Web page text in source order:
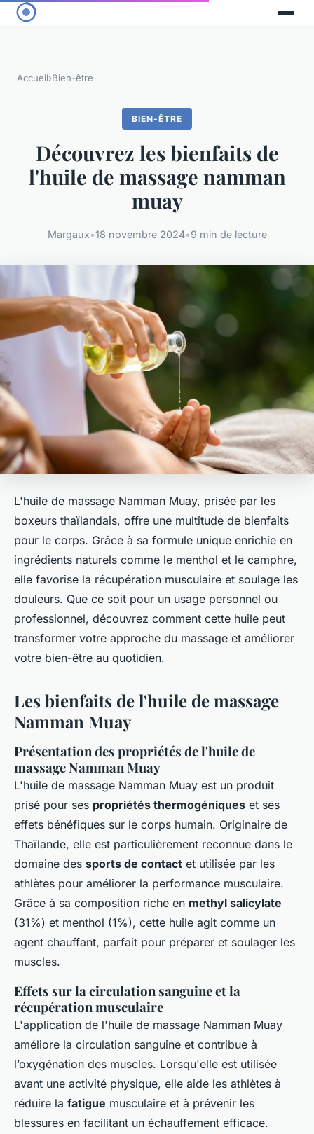
Accueil›Bien-être
BIEN-ÊTRE
Découvrez les bienfaits de
l'huile de massage namman
muay
Margaux•18 novembre 2024•9 min de lecture
L'huile de massage Namman Muay, prisée par les
boxeurs thaïlandais, offre une multitude de bienfaits
pour le corps. Grâce à sa formule unique enrichie en
ingrédients naturels comme le menthol et le camphre,
elle favorise la récupération musculaire et soulage les
douleurs. Que ce soit pour un usage personnel ou
professionnel, découvrez comment cette huile peut
transformer votre approche du massage et améliorer
votre bien-être au quotidien.
Les bienfaits de l'huile de massage
Namman Muay
Présentation des propriétés de l'huile de
massage Namman Muay
L'huile de massage Namman Muay est un produit
prisé pour ses propriétés thermogéniques et ses
effets bénéfiques sur le corps humain. Originaire de
Thaïlande, elle est particulièrement reconnue dans le
domaine des sports de contact et utilisée par les
athlètes pour améliorer la performance musculaire.
Grâce à sa composition riche en methyl salicylate
(31%) et menthol (1%), cette huile agit comme un
agent chauffant, parfait pour préparer et soulager les
muscles.
Effets sur la circulation sanguine et la
récupération musculaire
L'application de l'huile de massage Namman Muay
améliore la circulation sanguine et contribue à
l’oxygénation des muscles. Lorsqu'elle est utilisée
avant une activité physique, elle aide les athlètes à
réduire la fatigue musculaire et à prévenir les
blessures en facilitant un échauffement efficace.